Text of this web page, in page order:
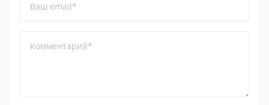
Ваш email*
Комментарий*